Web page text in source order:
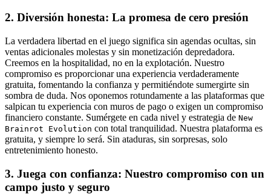
2. Diversión honesta: La promesa de cero presión
La verdadera libertad en el juego significa sin agendas ocultas, sin
ventas adicionales molestas y sin monetización depredadora.
Creemos en la hospitalidad, no en la explotación. Nuestro
compromiso es proporcionar una experiencia verdaderamente
gratuita, fomentando la confianza y permitiéndote sumergirte sin
sombra de duda. Nos oponemos rotundamente a las plataformas que
salpican tu experiencia con muros de pago o exigen un compromiso
financiero constante. Sumérgete en cada nivel y estrategia de New
Brainrot Evolution con total tranquilidad. Nuestra plataforma es
gratuita, y siempre lo será. Sin ataduras, sin sorpresas, solo
entretenimiento honesto.
3. Juega con confianza: Nuestro compromiso con un
campo justo y seguro